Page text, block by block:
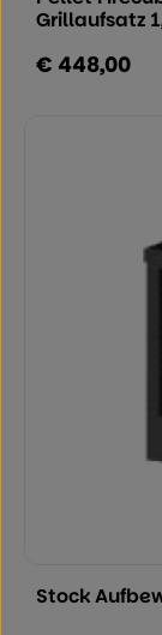
Grillaufsatz
Regulärer Preis:
€ 448,00
Stock